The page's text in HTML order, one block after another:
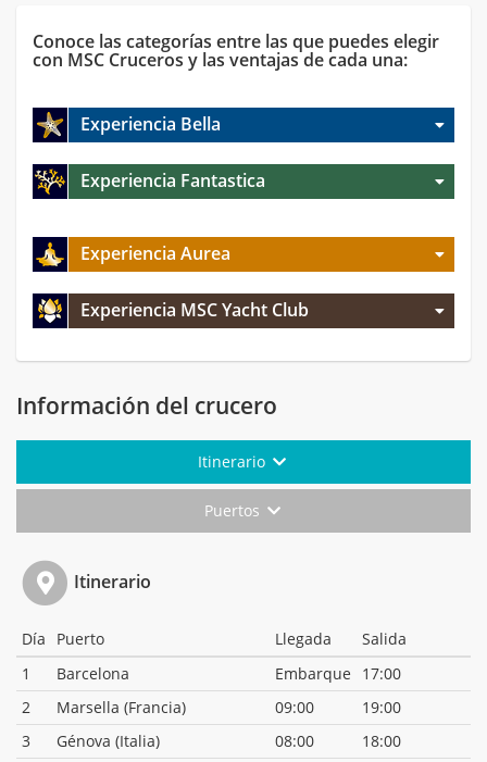
Conoce las categorías entre las que puedes elegir
con MSC Cruceros y las ventajas de cada una:
Experiencia Bella
Experiencia Fantastica
Experiencia Aurea
Experiencia MSC Yacht Club
Información del crucero
Itinerario
Puertos
Itinerario
Día Puerto Llegada
Salida
1
Barcelona Embarque
17:00
2
Marsella (Francia) 09:00
19:00
3
Génova (Italia) 08:00
18:00